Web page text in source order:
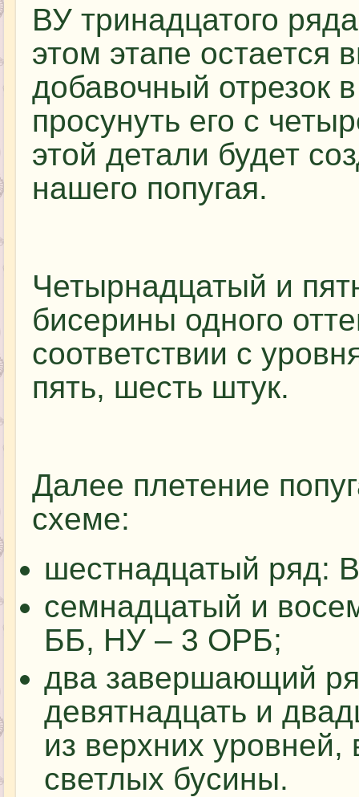
ВУ тринадцатого
этом этапе остается
добавочный отрезок
просунуть его с
этой детали будет
нашего попугая.
Четырнадцатый и
бисерины одного
соответствии с
пять, шесть штук.
Далее плетение
схеме:
шестнадцатый
семнадцатый и
ББ, НУ – 3 ОРБ;
два завершающий
девятнадцать и
из верхних
светлых бусины.